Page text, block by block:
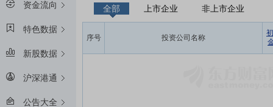
资金流向
特色数据
新股数据
沪深港通
公告大全
全部 上市企业 非上市企业
序号 投资公司名称